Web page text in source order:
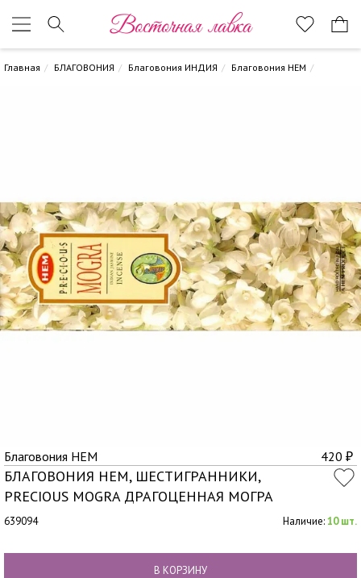
Восточная лавка
Главная БЛАГОВОНИЯ Благовония ИНДИЯ Благовония HEM
Благовония HEM 420 ₽
БЛАГОВОНИЯ HEM, ШЕСТИГРАННИКИ,
PRECIOUS MOGRA ДРАГОЦЕННАЯ МОГРА
639094 Наличие:10 шт.
В КОРЗИНУ